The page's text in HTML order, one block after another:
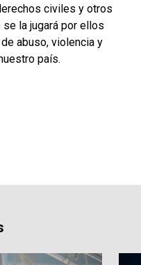
civiles y otros
la jugará por ellos
abuso, violencia y
país.